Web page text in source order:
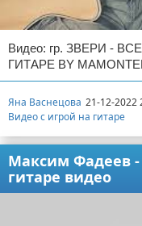
Видео: гр. ЗВЕРИ -
ГИТАРЕ BY
Яна Васнецова 21-12-2022
Видео с игрой на гитаре
Максим Фадеев -
гитаре видео